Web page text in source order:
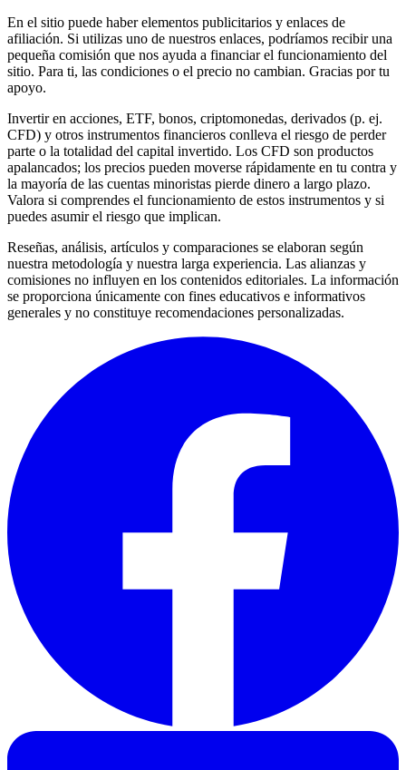
En el sitio puede haber elementos publicitarios y enlaces de
afiliación. Si utilizas uno de nuestros enlaces, podríamos recibir una
pequeña comisión que nos ayuda a financiar el funcionamiento del
sitio. Para ti, las condiciones o el precio no cambian. Gracias por tu
apoyo.
Invertir en acciones, ETF, bonos, criptomonedas, derivados (p. ej.
CFD) y otros instrumentos financieros conlleva el riesgo de perder
parte o la totalidad del capital invertido. Los CFD son productos
apalancados; los precios pueden moverse rápidamente en tu contra y
la mayoría de las cuentas minoristas pierde dinero a largo plazo.
Valora si comprendes el funcionamiento de estos instrumentos y si
puedes asumir el riesgo que implican.
Reseñas, análisis, artículos y comparaciones se elaboran según
nuestra metodología y nuestra larga experiencia. Las alianzas y
comisiones no influyen en los contenidos editoriales. La información
se proporciona únicamente con fines educativos e informativos
generales y no constituye recomendaciones personalizadas.